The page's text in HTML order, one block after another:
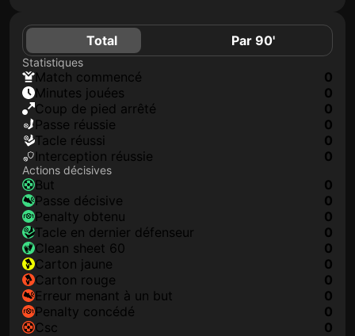
Total Par 90'
Statistiques
match commencé
0
minutes jouées
0
coup de pied arrêté
0
Passe réussie
0
tacle réussi
0
interception réussie
0
Actions décisives
but
0
passe décisive
0
penalty obtenu
0
tacle en dernier défenseur
0
clean sheet 60
0
carton jaune
0
carton rouge
0
erreur menant à un but
0
penalty concédé
0
csc
0